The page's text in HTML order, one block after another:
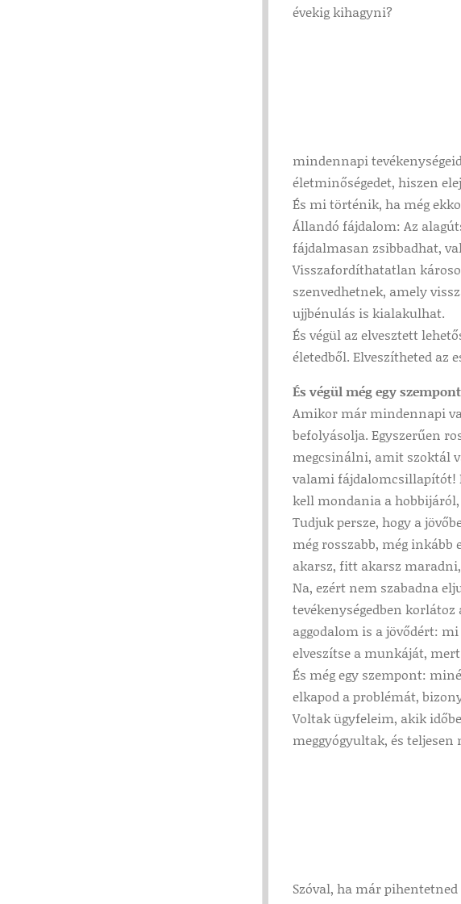
évekig kihagyni?
mindennapi
életminőségedet, hiszen
És mi történik, ha még
Állandó fájdalom: Az
fájdalmasan zsibbadhat,
Visszafordíthatatlan
szenvedhetnek, amely
ujjbénulás is kialakulhat.
És végül az elvesztett
életedből. Elveszítheted az
És végül még egy
Amikor már mindennapi
befolyásolja. Egyszerűen
megcsinálni, amit szoktál
valami fájdalomcsillapítót!
kell mondania a
Tudjuk persze, hogy a
még rosszabb, még
akarsz, fitt akarsz
Na, ezért nem szabadna
tevékenységedben
aggodalom is a jövődért:
elveszítse a munkáját,
És még egy szempont:
elkapod a problémát,
Voltak ügyfeleim, akik
meggyógyultak, és
Szóval, ha már